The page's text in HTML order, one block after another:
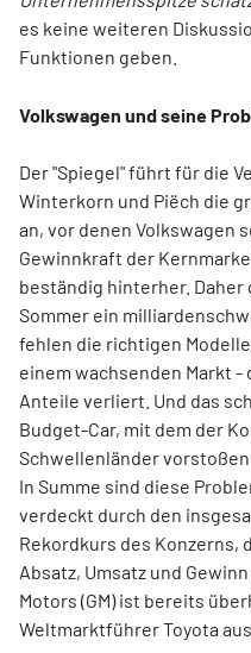
es keine weiteren
Funktionen geben.
Volkswagen und seine
Der "Spiegel" führt für die
Winterkorn und Piëch die
an, vor denen Volkswagen
Gewinnkraft der
beständig hinterher.
Sommer ein
fehlen die richtigen
einem wachsenden Markt
Anteile verliert. Und das
Budget-Car, mit dem der
Schwellenländer
In Summe sind diese
verdeckt durch den
Rekordkurs des Konzerns,
Absatz, Umsatz und
Motors (GM) ist bereits
Weltmarktführer Toyota